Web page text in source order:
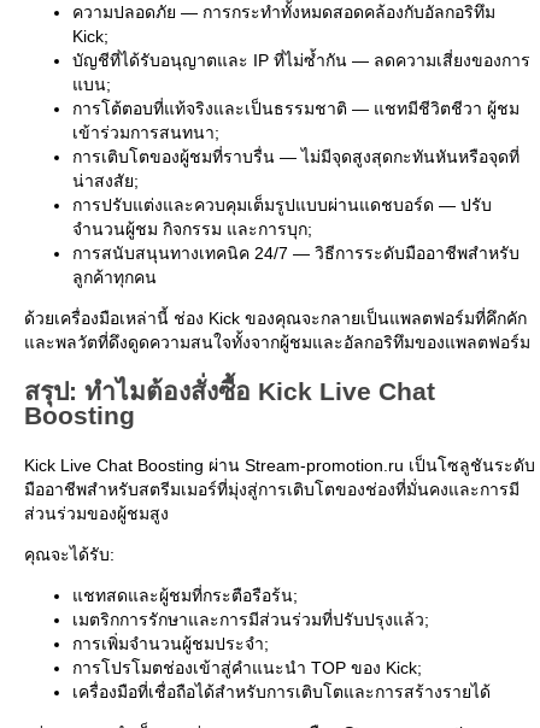
ความปลอดภัย — การกระทำทั้งหมดสอดคล้องกับอัลกอริทึม
Kick;
บัญชีที่ได้รับอนุญาตและ IP ที่ไม่ซ้ำกัน — ลดความเสี่ยงของการ
แบน;
การโต้ตอบที่แท้จริงและเป็นธรรมชาติ — แชทมีชีวิตชีวา ผู้ชม
เข้าร่วมการสนทนา;
การเติบโตของผู้ชมที่ราบรื่น — ไม่มีจุดสูงสุดกะทันหันหรือจุดที่
น่าสงสัย;
การปรับแต่งและควบคุมเต็มรูปแบบผ่านแดชบอร์ด — ปรับ
จำนวนผู้ชม กิจกรรม และการบุก;
การสนับสนุนทางเทคนิค 24/7 — วิธีการระดับมืออาชีพสำหรับ
ลูกค้าทุกคน
ด้วยเครื่องมือเหล่านี้ ช่อง Kick ของคุณจะกลายเป็นแพลตฟอร์มที่คึกคัก
และพลวัตที่ดึงดูดความสนใจทั้งจากผู้ชมและอัลกอริทึมของแพลตฟอร์ม
สรุป: ทำไมต้องสั่งซื้อ Kick Live Chat
Boosting
Kick Live Chat Boosting ผ่าน Stream-promotion.ru เป็นโซลูชันระดับ
มืออาชีพสำหรับสตรีมเมอร์ที่มุ่งสู่การเติบโตของช่องที่มั่นคงและการมี
ส่วนร่วมของผู้ชมสูง
คุณจะได้รับ:
แชทสดและผู้ชมที่กระตือรือร้น;
เมตริกการรักษาและการมีส่วนร่วมที่ปรับปรุงแล้ว;
การเพิ่มจำนวนผู้ชมประจำ;
การโปรโมตช่องเข้าสู่คำแนะนำ TOP ของ Kick;
เครื่องมือที่เชื่อถือได้สำหรับการเติบโตและการสร้างรายได้